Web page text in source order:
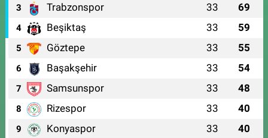
3 Trabzonspor 33 69
4 Beşiktaş 33 59
5 Göztepe 33 55
6 Başakşehir 33 54
7 Samsunspor 33 48
8 Rizespor 33 40
9 Konyaspor 33 40